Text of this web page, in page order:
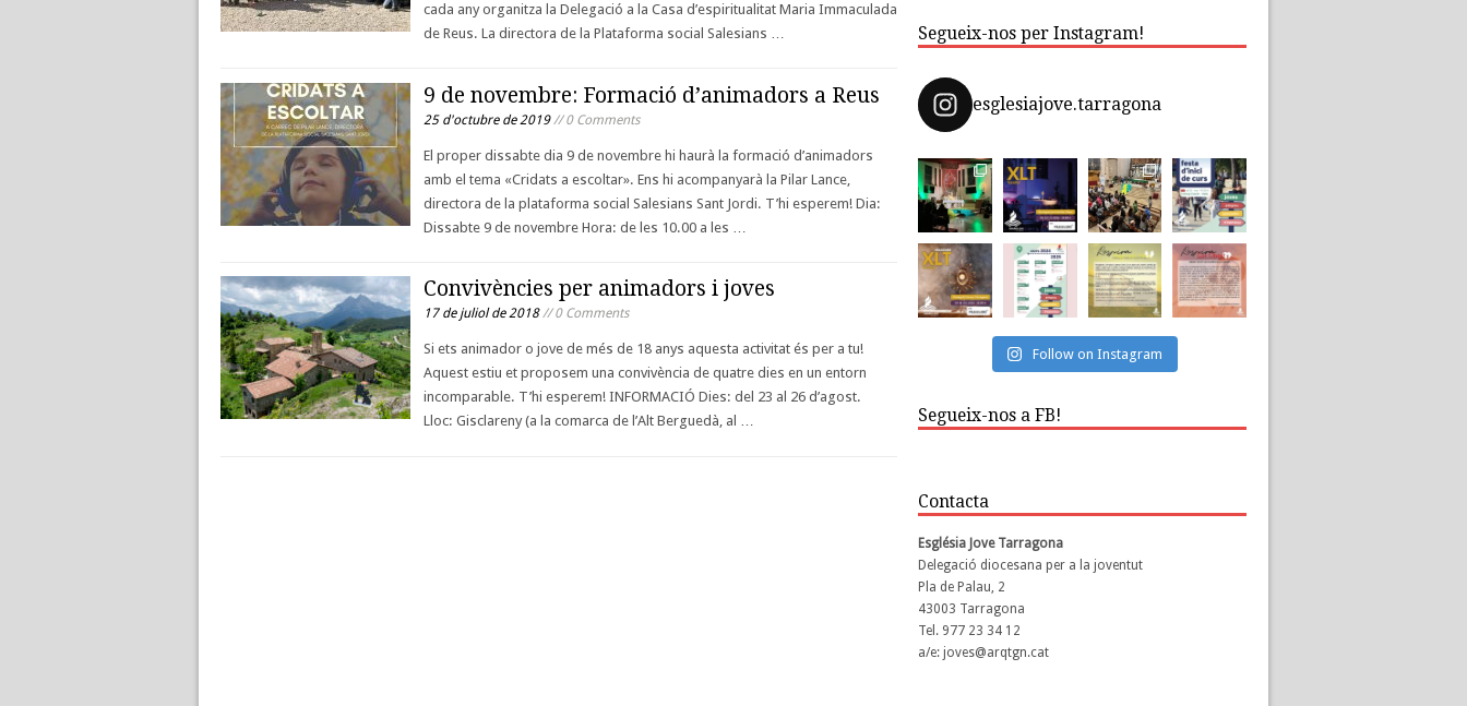
cada any organitza la Delegació a la Casa d’espiritualitat Maria Immaculada
de Reus. La directora de la Plataforma social Salesians …
9 de novembre: Formació d’animadors a Reus
25 d'octubre de 2019// 0 Comments
El proper dissabte dia 9 de novembre hi haurà la formació d’animadors
amb el tema «Cridats a escoltar». Ens hi acompanyarà la Pilar Lance,
directora de la plataforma social Salesians Sant Jordi. T’hi esperem! Dia:
Dissabte 9 de novembre Hora: de les 10.00 a les …
Convivències per animadors i joves
17 de juliol de 2018// 0 Comments
Si ets animador o jove de més de 18 anys aquesta activitat és per a tu!
Aquest estiu et proposem una convivència de quatre dies en un entorn
incomparable. T’hi esperem! INFORMACIÓ Dies: del 23 al 26 d’agost.
Lloc: Gisclareny (a la comarca de l’Alt Berguedà, al …
Segueix-nos per Instagram!
esglesiajove.tarragona
Follow on Instagram
Segueix-nos a FB!
Contacta
Església Jove Tarragona
Delegació diocesana per a la joventut
Pla de Palau, 2
43003 Tarragona
Tel. 977 23 34 12
a/e: joves@arqtgn.cat